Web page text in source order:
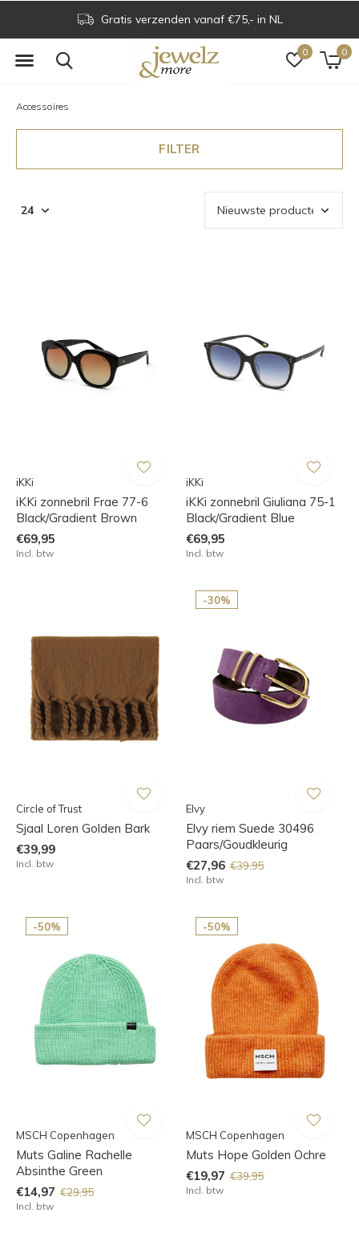
0 0
Voor 16.00 uur besteld is dezelfde dag verzonden
Accessoires
FILTER
iKKi
iKKi zonnebril Frae 77-6
Black/Gradient Brown
€69,95
Incl. btw
iKKi
iKKi zonnebril Giuliana 75-1
Black/Gradient Blue
€69,95
Incl. btw
Circle of Trust
Sjaal Loren Golden Bark
€39,99
Incl. btw
-30%
Elvy
Elvy riem Suede 30496
Paars/Goudkleurig
€27,96 €39,95
Incl. btw
-50%
MSCH Copenhagen
Muts Galine Rachelle
Absinthe Green
€14,97 €29,95
Incl. btw
-50%
MSCH Copenhagen
Muts Hope Golden Ochre
€19,97 €39,95
Incl. btw